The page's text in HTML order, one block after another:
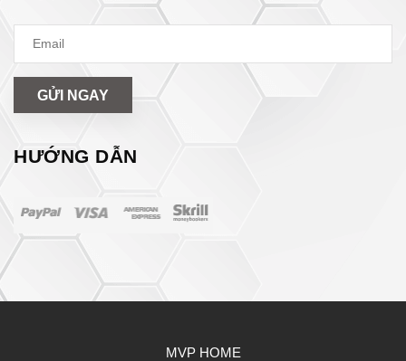
GỬI NGAY
HƯỚNG DẪN
MVP HOME